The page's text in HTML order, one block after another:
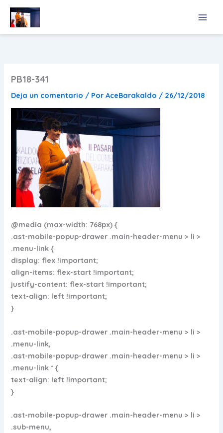
contenido
PB18-341
Deja un comentario / PorAceBarakaldo / 26/12/2018
@media (max-width: 768px) {
.ast-mobile-popup-drawer .main-header-menu > li >
.menu-link {
display: flex !important;
align-items: flex-start !important;
justify-content: flex-start !important;
text-align: left !important;
}
.ast-mobile-popup-drawer .main-header-menu > li >
.menu-link,
.ast-mobile-popup-drawer .main-header-menu > li >
.menu-link * {
text-align: left !important;
}
.ast-mobile-popup-drawer .main-header-menu > li >
.sub-menu,